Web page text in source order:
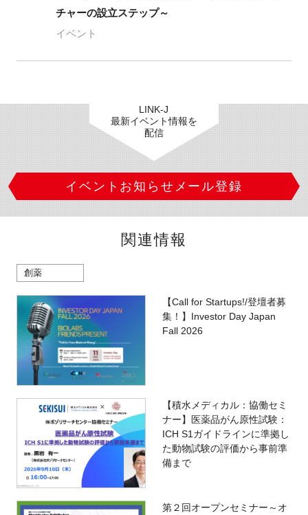
チャーの設立ステップ～
イベント
LINK-J
最新イベント情報を
配信
イベントお知らせメール登録
関連情報
創薬
【Call for Startups!/登壇者募
集！】Investor Day Japan
Fall 2026
【積水メディカル：協働セミ
ナー】医薬品がん原性試験：
ICH S1ガイドラインに準拠し
た動物試験の評価から事前準
備まで
第２回オープンセミナー～オ